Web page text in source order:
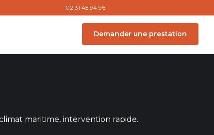
02 31 45 94 96
Demander une prestation
maritime, intervention rapide.